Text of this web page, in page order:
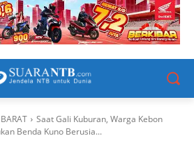
Saat Gali Kuburan, Warga Kebon
Benda Kuno Berusia...